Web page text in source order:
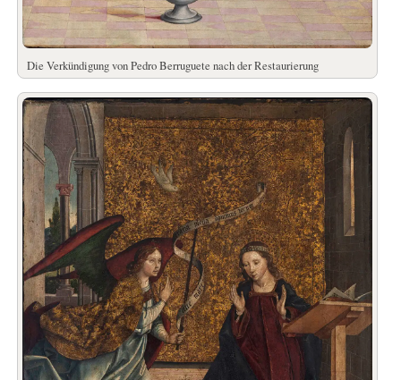
Die Verkündigung von Pedro Berruguete nach der Restaurierung